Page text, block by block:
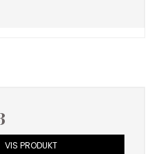
VIS PRODUKT